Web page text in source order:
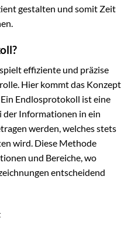
gestalten und somit Zeit
effiziente und präzise
Hier kommt das Konzept
Endlosprotokoll ist eine
der Informationen in ein
werden, welches stets
wird. Diese Methode
und Bereiche, wo
entscheidend